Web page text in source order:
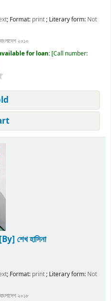
; Format: print; Literary form: Not
বাংলাদেশ ২০১০
for loan: Call number:
[By] শেখ হাসিনা
; Format: print; Literary form: Not
বাংলাদেশ ২০১৮